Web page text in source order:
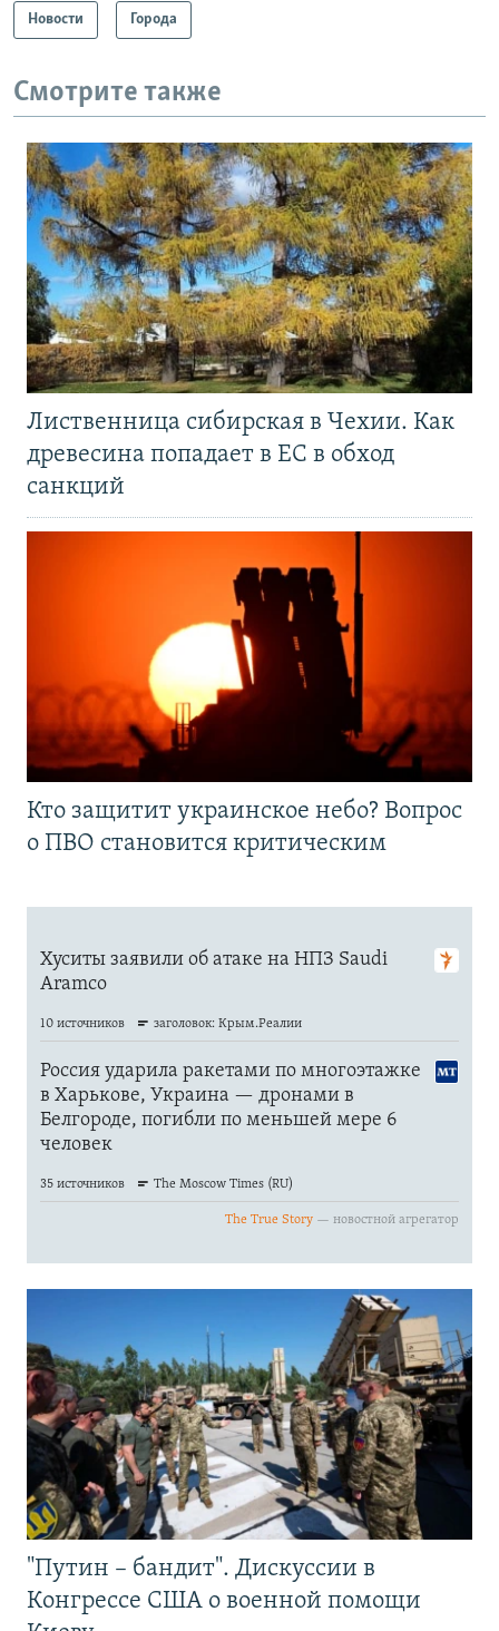
Новости Города
Смотрите также
Лиственница сибирская в Чехии. Как
древесина попадает в ЕС в обход
санкций
Кто защитит украинское небо? Вопрос
о ПВО становится критическим
"Путин – бандит". Дискуссии в
Конгрессе США о военной помощи